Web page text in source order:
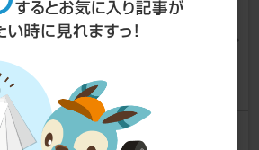
ラットバー Type OS
フーガ [Y51]
日産(純正) 銀粉本木目パネル